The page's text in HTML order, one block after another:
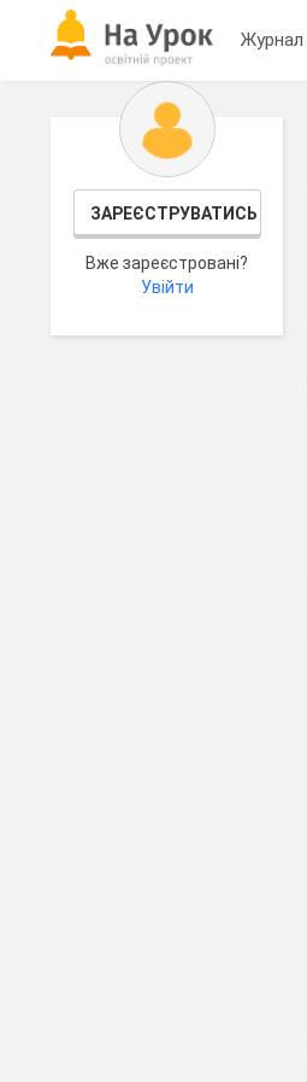
Журнал
ЗАРЕЄСТРУВАТИСЬ
Вже зареєстровані?
Увійти